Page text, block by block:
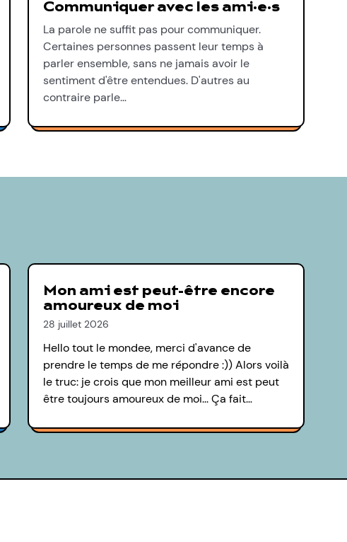
Communiquer avec les ami·e·s
La parole ne suffit pas pour communiquer.
Certaines personnes passent leur temps à
parler ensemble, sans ne jamais avoir le
sentiment d'être entendues. D'autres au
contraire parle…
Mon ami est peut-être encore
amoureux de moi
28 juillet 2026
Hello tout le mondee, merci d'avance de
prendre le temps de me répondre :)) Alors voilà
le truc: je crois que mon meilleur ami est peut
être toujours amoureux de moi... Ça fait…